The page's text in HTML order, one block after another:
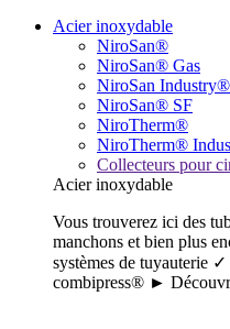
Acier inoxydable
NiroSan®
NiroSan® Gas
NiroSan Industry®
NiroSan® SF
NiroTherm®
NiroTherm®
Collecteurs pour
Acier inoxydable
Vous trouverez ici des
manchons et bien plus
systèmes de tuyauterie
combipress® ►